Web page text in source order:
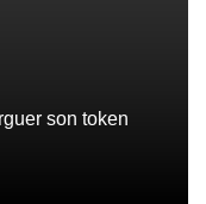
son token